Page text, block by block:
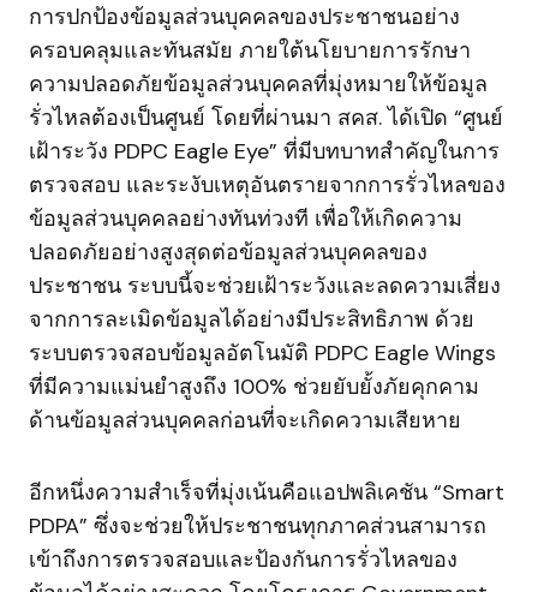
การปกป้องข้อมูลส่วนบุคคลของประชาชนอย่าง
ครอบคลุมและทันสมัย ภายใต้นโยบายการรักษา
ความปลอดภัยข้อมูลส่วนบุคคลที่มุ่งหมายให้ข้อมูล
รั่วไหลต้องเป็นศูนย์ โดยที่ผ่านมา สคส. ได้เปิด “ศูนย์
เฝ้าระวัง PDPC Eagle Eye” ที่มีบทบาทสำคัญในการ
ตรวจสอบ และระงับเหตุอันตรายจากการรั่วไหลของ
ข้อมูลส่วนบุคคลอย่างทันท่วงที เพื่อให้เกิดความ
ปลอดภัยอย่างสูงสุดต่อข้อมูลส่วนบุคคลของ
ประชาชน ระบบนี้จะช่วยเฝ้าระวังและลดความเสี่ยง
จากการละเมิดข้อมูลได้อย่างมีประสิทธิภาพ ด้วย
ระบบตรวจสอบข้อมูลอัตโนมัติ PDPC Eagle Wings
ที่มีความแม่นยำสูงถึง 100% ช่วยยับยั้งภัยคุกคาม
ด้านข้อมูลส่วนบุคคลก่อนที่จะเกิดความเสียหาย
อีกหนึ่งความสำเร็จที่มุ่งเน้นคือแอปพลิเคชัน “Smart
PDPA” ซึ่งจะช่วยให้ประชาชนทุกภาคส่วนสามารถ
เข้าถึงการตรวจสอบและป้องกันการรั่วไหลของ